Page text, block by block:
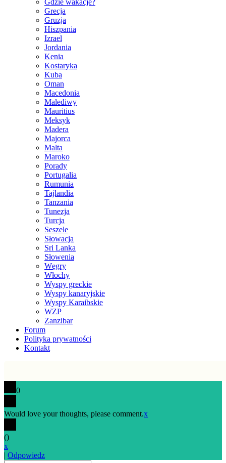
Grecja
Gruzja
Hiszpania
Izrael
Jordania
Kenia
Kostaryka
Kuba
Oman
Macedonia
Malediwy
Mauritius
Meksyk
Madera
Majorca
Malta
Maroko
Porady
Portugalia
Rumunia
Tajlandia
Tanzania
Tunezja
Turcja
Seszele
Słowacja
Sri Lanka
Słowenia
Węgry
Włochy
Wyspy greckie
Wyspy kanaryjskie
Wyspy Karaibskie
WZP
Zanzibar
Forum
Polityka prywatności
Kontakt
0
Would love your thoughts, please comment.x
()
x
| Odpowiedz